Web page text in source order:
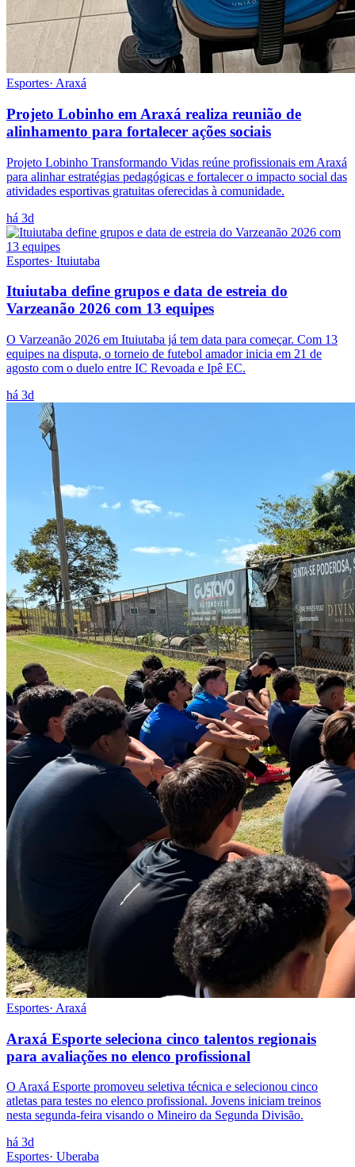
Esportes· Araxá
Projeto Lobinho em Araxá realiza reunião de
alinhamento para fortalecer ações sociais
Projeto Lobinho Transformando Vidas reúne profissionais em Araxá
para alinhar estratégias pedagógicas e fortalecer o impacto social das
atividades esportivas gratuitas oferecidas à comunidade.
há 3d
Esportes· Ituiutaba
Ituiutaba define grupos e data de estreia do
Varzeanão 2026 com 13 equipes
O Varzeanão 2026 em Ituiutaba já tem data para começar. Com 13
equipes na disputa, o torneio de futebol amador inicia em 21 de
agosto com o duelo entre IC Revoada e Ipê EC.
há 3d
Esportes· Araxá
Araxá Esporte seleciona cinco talentos regionais
para avaliações no elenco profissional
O Araxá Esporte promoveu seletiva técnica e selecionou cinco
atletas para testes no elenco profissional. Jovens iniciam treinos
nesta segunda-feira visando o Mineiro da Segunda Divisão.
há 3d
Esportes· Uberaba